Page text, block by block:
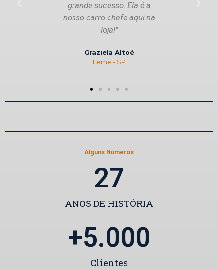
grande sucesso. Ela é a
nosso carro chefe aqui na
loja!"
Graziela Altoé
Leme - SP
Alguns Números
ANOS DE HISTÓRIA
27
Clientes
+5.000